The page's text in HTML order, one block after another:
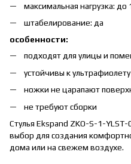
максимальная нагрузка: до
штабелирование: да
особенности:
подходят для улицы и
устойчивы к ультрафиолету
ножки не царапают
не требуют сборки
Стулья Ekspand ZKO-S-1-
выбор для создания
дома или на свежем воздухе.